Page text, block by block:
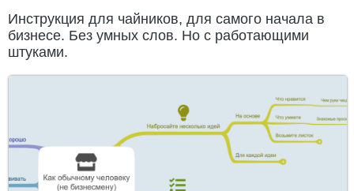
Инструкция для чайников, для самого начала в
бизнесе. Без умных слов. Но с работающими
штуками.